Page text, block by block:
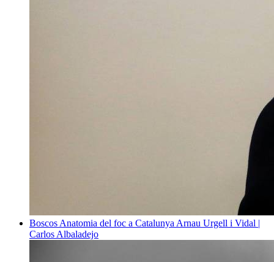
Boscos Anatomia del foc a Catalunya Arnau Urgell i Vidal |
Carlos Albaladejo